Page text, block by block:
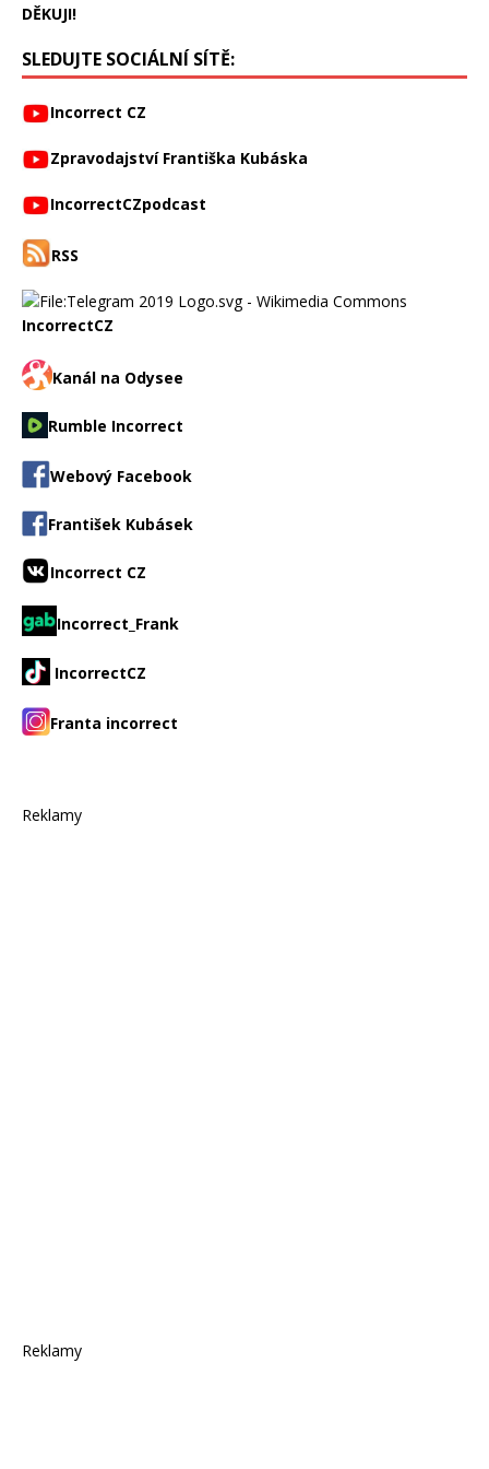
DĚKUJI!
SLEDUJTE SOCIÁLNÍ SÍTĚ:
Incorrect CZ
Zpravodajství Františka Kubáska
IncorrectCZpodcast
RSS
IncorrectCZ
Kanál na Odysee
Rumble Incorrect
Webový Facebook
František Kubásek
Incorrect CZ
Incorrect_Frank
IncorrectCZ
Franta incorrect
Reklamy
Reklamy